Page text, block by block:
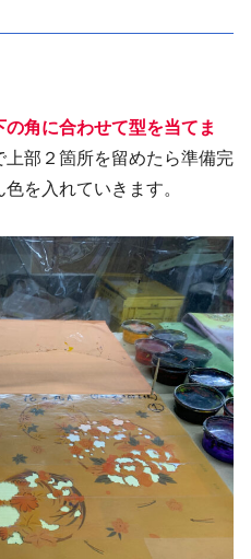
の角に合わせて型を当てま
部２箇所を留めたら準備完
を入れていきます。